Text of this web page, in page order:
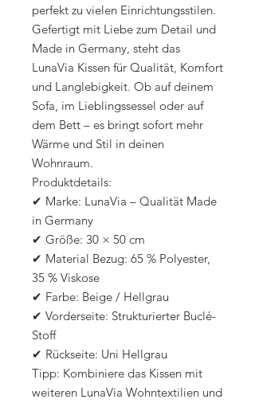
perfekt zu vielen Einrichtungsstilen.
Gefertigt mit Liebe zum Detail und
Made in Germany, steht das
LunaVia Kissen für Qualität, Komfort
und Langlebigkeit. Ob auf deinem
Sofa, im Lieblingssessel oder auf
dem Bett – es bringt sofort mehr
Wärme und Stil in deinen
Wohnraum.
Produktdetails:
✔ Marke: LunaVia – Qualität Made
in Germany
✔ Größe: 30 × 50 cm
✔ Material Bezug: 65 % Polyester,
35 % Viskose
✔ Farbe: Beige / Hellgrau
✔ Vorderseite: Strukturierter Buclé-
Stoff
✔ Rückseite: Uni Hellgrau
Tipp: Kombiniere das Kissen mit
weiteren LunaVia Wohntextilien und